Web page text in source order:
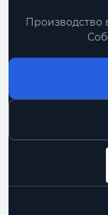
Производство